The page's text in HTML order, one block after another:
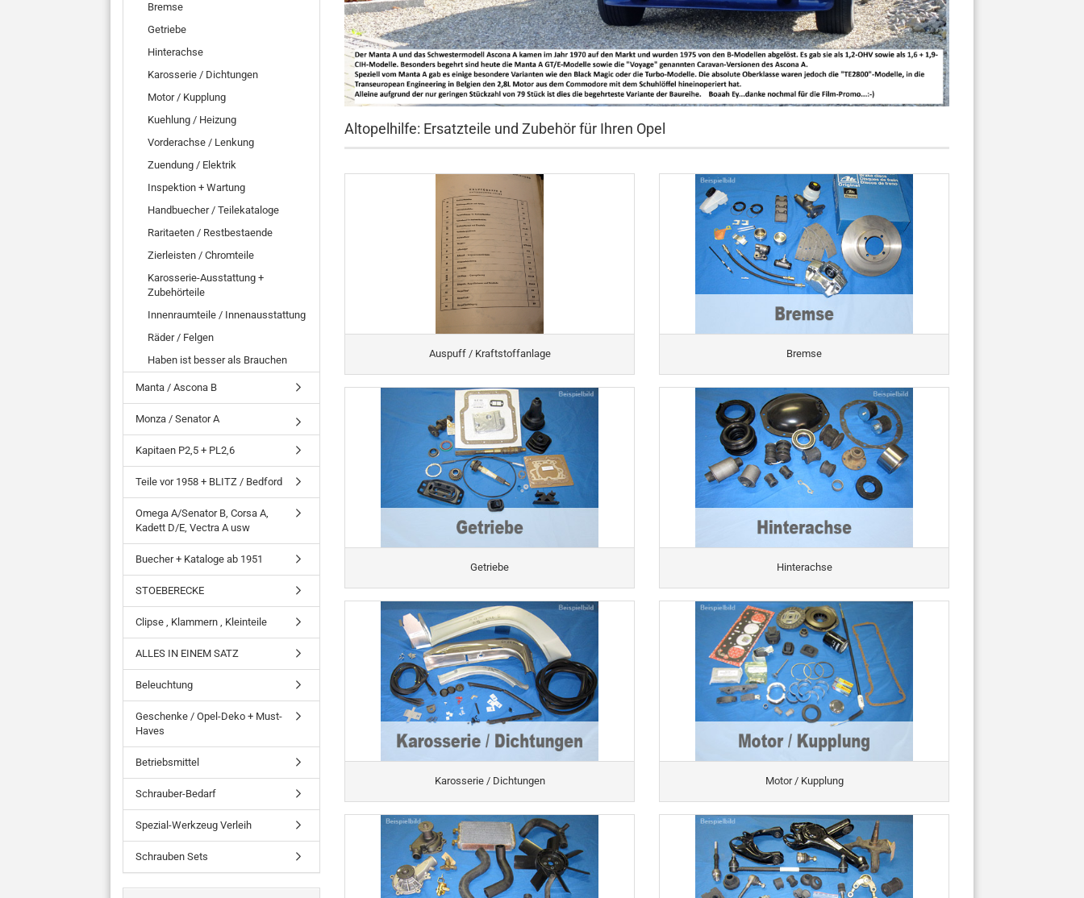
Altopelhilfe: Ersatzteile und Zubehör für Ihren Opel
Auspuff / Kraftstoffanlage Bremse
Getriebe Hinterachse
Karosserie / Dichtungen Motor / Kupplung
Bremse
Getriebe
Hinterachse
Karosserie / Dichtungen
Motor / Kupplung
Kuehlung / Heizung
Vorderachse / Lenkung
Zuendung / Elektrik
Inspektion + Wartung
Handbuecher / Teilekataloge
Raritaeten / Restbestaende
Zierleisten / Chromteile
Karosserie-Ausstattung +
Zubehörteile
Innenraumteile / Innenausstattung
Räder / Felgen
Haben ist besser als Brauchen
Manta / Ascona B
Monza / Senator A
Kapitaen P2,5 + PL2,6
Teile vor 1958 + BLITZ / Bedford
Omega A/Senator B, Corsa A,
Kadett D/E, Vectra A usw
Buecher + Kataloge ab 1951
STOEBERECKE
Clipse , Klammern , Kleinteile
ALLES IN EINEM SATZ
Beleuchtung
Geschenke / Opel-Deko + Must-
Haves
Betriebsmittel
Schrauber-Bedarf
Spezial-Werkzeug Verleih
Schrauben Sets